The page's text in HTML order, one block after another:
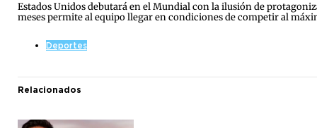
Estados Unidos debutará en el Mundial con la ilusión de
meses permite al equipo llegar en condiciones de competir al
Deportes
Relacionados